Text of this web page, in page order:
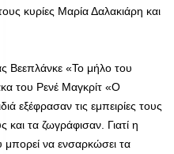
κυρίες Μαρία Δαλακιάρη και
Βεεπλάνκε «Το μήλο του
του Ρενέ Μαγκρίτ «Ο
τις εμπειρίες τους
και τα ζωγράφισαν. Γιατί η
μπορεί να ενσαρκώσει τα